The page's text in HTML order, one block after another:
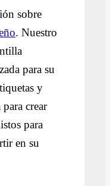
sobre
. Nuestro
para su
y
crear
para
en su